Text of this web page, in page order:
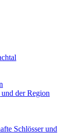
der Region
Schlösser und